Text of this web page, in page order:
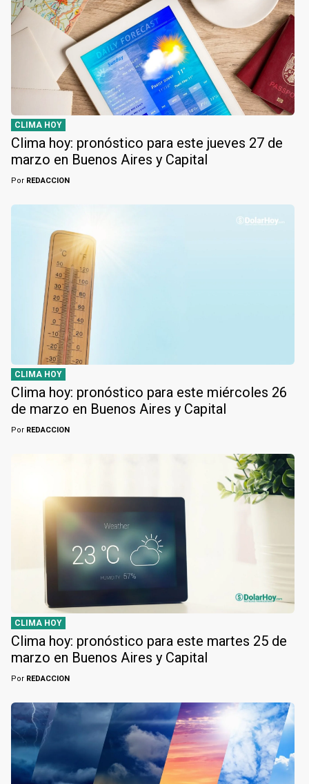
CLIMA HOY
Clima hoy: pronóstico para este jueves 27 de
marzo en Buenos Aires y Capital
Por REDACCION
CLIMA HOY
Clima hoy: pronóstico para este miércoles 26
de marzo en Buenos Aires y Capital
Por REDACCION
CLIMA HOY
Clima hoy: pronóstico para este martes 25 de
marzo en Buenos Aires y Capital
Por REDACCION